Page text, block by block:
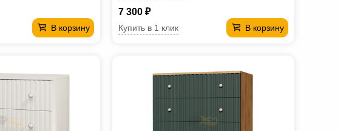
В корзину
7 300 ₽
В корзину
Купить в 1 клик